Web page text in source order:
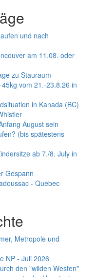
und nach
am 11.08. oder
zu Stauraum
vom 21.-23.8.26 in
in Kanada (BC)
August sein
(bis spätestens
ab 7./8. July in
Gespann
- Quebec
Metropole und
NP - Juli 2026
den "wilden Westen"